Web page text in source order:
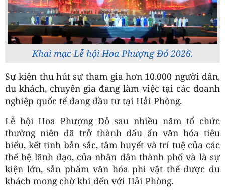
Khai mạc Lễ hội Hoa Phượng Đỏ 2026.
Sự kiện thu hút sự tham gia hơn 10.000 người dân,
du khách, chuyên gia đang làm việc tại các doanh
nghiệp quốc tế đang đầu tư tại Hải Phòng.
Lễ hội Hoa Phượng Đỏ sau nhiều năm tổ chức
thường niên đã trở thành dấu ấn văn hóa tiêu
biểu, kết tinh bản sắc, tâm huyết và trí tuệ của các
thế hệ lãnh đạo, của nhân dân thành phố và là sự
kiện lớn, sản phẩm văn hóa phi vật thể được du
khách mong chờ khi đến với Hải Phòng.